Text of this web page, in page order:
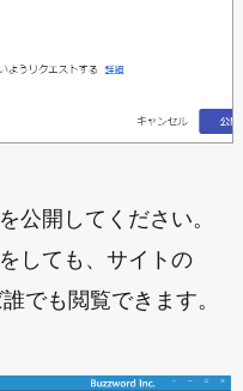
公開してください。
しても、サイトの
でも閲覧できます。